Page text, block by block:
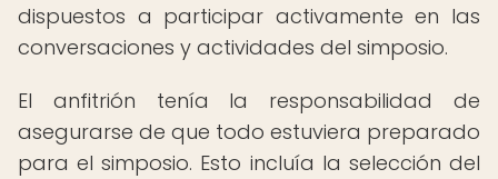
dispuestos a participar activamente en las
conversaciones y actividades del simposio.
El anfitrión tenía la responsabilidad de
asegurarse de que todo estuviera preparado
para el simposio. Esto incluía la selección del